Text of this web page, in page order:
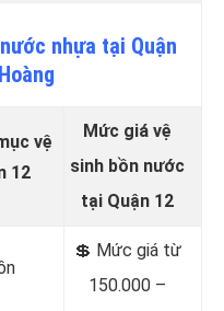
nhựa tại Quận
vệ
12
Mức giá vệ
sinh bồn nước
tại Quận 12
💲 Mức giá từ
150.000 –